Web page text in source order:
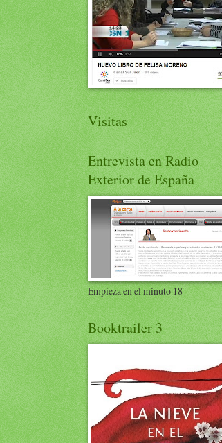
Visitas
Entrevista en Radio
Exterior de España
Empieza en el minuto 18
Booktrailer 3